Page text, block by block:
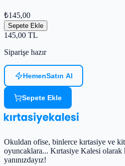
₺145,00
Sepete Ekle
145,00 TL
Siparişe hazır
HemenSatın Al
Sepete Ekle
Okuldan ofise, binlerce kırtasiye ve
oyuncaklara... Kırtasiye Kalesi olarak
yanınızdayız!